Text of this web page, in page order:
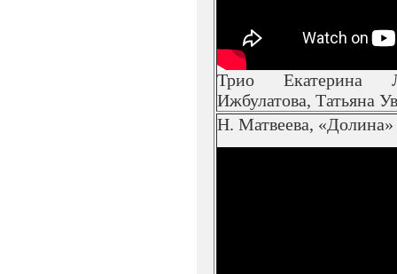
Трио Екатерина
Ижбулатова, Татьяна
Н. Матвеева, «Долина»